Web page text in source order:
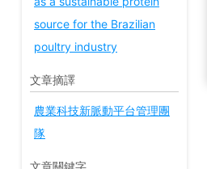
source for the Brazilian
poultry industry
文章摘譯
農業科技新脈動平台管理團
隊
文章關鍵字